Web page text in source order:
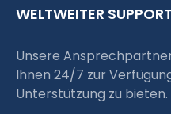
WELTWEITER SUPPORT
Unsere
Ihnen 24/7 zur
Unterstützung zu bieten.